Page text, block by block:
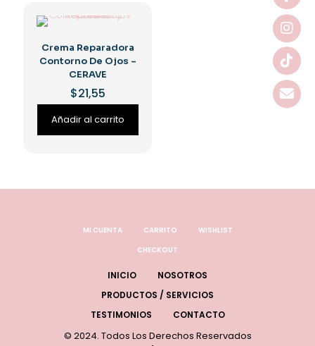
Crema Reparadora
Contorno De Ojos –
CERAVE
$21,55
Añadir al carrito
MI CUENTA CARRITO
WISHLIST
CHECKOUT
INICIO
NOSOTROS
PRODUCTOS / SERVICIOS
TESTIMONIOS
CONTACTO
© 2024. Todos Los Derechos Reservados